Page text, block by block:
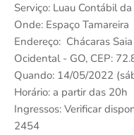
Serviço: Luau Contábil
Onde: Espaço Tamareira
Endereço: Chácaras
Ocidental - GO, CEP:
Quando: 14/05/2022
Horário: a partir das 20h
Ingressos: Verificar
2454